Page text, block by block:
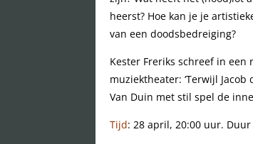
heerst? Hoe kan je je
van een doodsbedreiging?
Kester Freriks schreef in een
muziektheater: ‘Terwijl
Van Duin met stil spel de
Tijd: 28 april, 20:00 uur.